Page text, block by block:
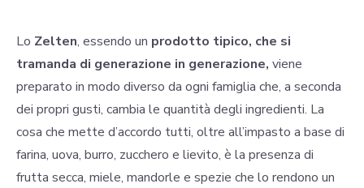
Lo Zelten, essendo un prodotto tipico, che si
tramanda di generazione in generazione, viene
preparato in modo diverso da ogni famiglia che, a seconda
dei propri gusti, cambia le quantità degli ingredienti. La
cosa che mette d’accordo tutti, oltre all’impasto a base di
farina, uova, burro, zucchero e lievito, è la presenza di
frutta secca, miele, mandorle e spezie che lo rendono un